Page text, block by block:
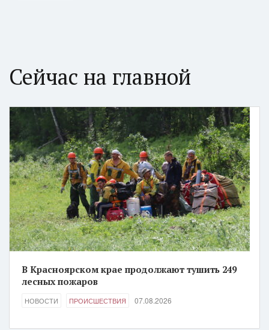
Сейчас на главной
В Красноярском крае продолжают тушить 249
лесных пожаров
НОВОСТИ ПРОИСШЕСТВИЯ 07.08.2026